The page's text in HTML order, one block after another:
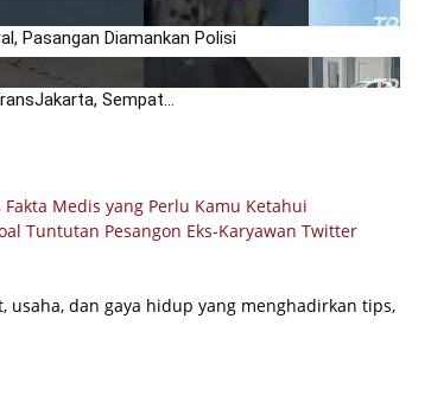
Pasangan Diamankan Polisi
Sempat...
Medis yang Perlu Kamu Ketahui
Tuntutan Pesangon Eks-Karyawan Twitter
dan gaya hidup yang menghadirkan tips,